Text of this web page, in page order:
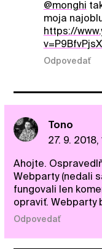
@monghi
moja
https://
Odpovedať
Tono
27. 9. 2018,
Ahojte.
Webparty (nedali
fungovali len
opraviť. Webparty
Odpovedať